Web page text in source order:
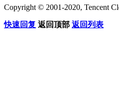
Copyright © 2001-2020, Tencent
快速回复 返回顶部 返回列表